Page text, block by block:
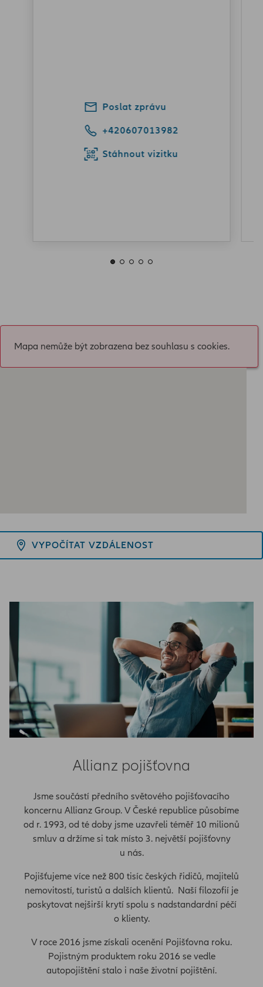
Poslat zprávu
+420607013982
Stáhnout vizitku
Mapa nemůže být zobrazena bez souhlasu s cookies.
VYPOČÍTAT VZDÁLENOST
Allianz pojišťovna
Jsme součástí předního světového pojišťovacího
koncernu Allianz Group. V České republice působíme
od r. 1993, od té doby jsme uzavřeli téměř 10 milionů
smluv a držíme si tak místo 3. největší pojišťovny
u nás.
Pojišťujeme více než 800 tisíc českých řidičů, majitelů
nemovitostí, turistů a dalších klientů. Naší filozofií je
poskytovat nejširší krytí spolu s nadstandardní péčí
o klienty.
V roce 2016 jsme získali ocenění Pojišťovna roku.
Pojistným produktem roku 2016 se vedle
autopojištění stalo i naše životní pojištění.